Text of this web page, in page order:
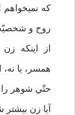
كه
روح و
از اينكه
همسر، يا
حتّي شوهر
آيا زن